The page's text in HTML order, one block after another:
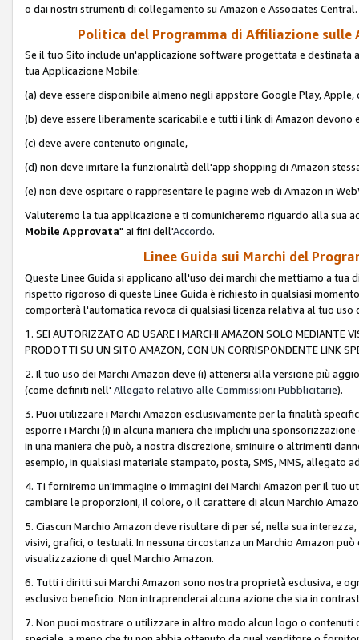
o dai nostri strumenti di collegamento su Amazon e Associates Central.
Politica del Programma di Affiliazione
Se il tuo Sito include un'applicazione software progettata e
tua Applicazione Mobile:
(a) deve essere disponibile almeno negli appstore Google Play, Apple,
(b) deve essere liberamente scaricabile e tutti i link di Amazon devono
(c) deve avere contenuto originale,
(d) non deve imitare la funzionalità dell'app shopping di Amazon
(e) non deve ospitare o rappresentare le pagine web di Amazon in
Valuteremo la tua applicazione e ti comunicheremo riguardo alla sua
Mobile Approvata" ai fini dell'Accordo.
Linee Guida sui Marchi del
Queste Linee Guida si applicano all'uso dei marchi che mettiamo a
rispetto rigoroso di queste Linee Guida è richiesto in qualsiasi
comporterà l'automatica revoca di qualsiasi licenza relativa al tuo uso
1. SEI AUTORIZZATO AD USARE I MARCHI AMAZON SOLO MEDIANTE
PRODOTTI SU UN SITO AMAZON, CON UN CORRISPONDENTE LINK
2. Il tuo uso dei Marchi Amazon deve (i) attenersi alla versione più
(come definiti nell' Allegato relativo alle Commissioni Pubblicitarie).
3. Puoi utilizzare i Marchi Amazon esclusivamente per la finalità
esporre i Marchi (i) in alcuna maniera che implichi una
in una maniera che può, a nostra discrezione, sminuire o altrimenti
esempio, in qualsiasi materiale stampato, posta, SMS, MMS,
4. Ti forniremo un'immagine o immagini dei Marchi Amazon per il tuo
cambiare le proporzioni, il colore, o il carattere di alcun Marchio
5. Ciascun Marchio Amazon deve risultare di per sé, nella sua
visivi, grafici, o testuali. In nessuna circostanza un Marchio Amazon
visualizzazione di quel Marchio Amazon.
6. Tutti i diritti sui Marchi Amazon sono nostra proprietà esclusiva, e
esclusivo beneficio. Non intraprenderai alcuna azione che sia in
7. Non puoi mostrare o utilizzare in altro modo alcun logo o